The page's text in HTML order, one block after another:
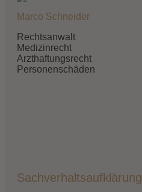
Marco Schneider
Rechtsanwalt
Medizinrecht
Arzthaftungsrecht
Personenschäden
Sachverhaltsaufklärung